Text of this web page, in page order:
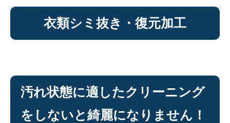
衣類シミ抜き・復元加工
汚れ状態に適したクリーニング
をしないと綺麗になりません！